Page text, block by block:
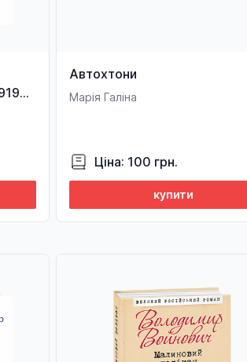
Автохтони
Марія Галіна
Ціна: 100 грн.
купити